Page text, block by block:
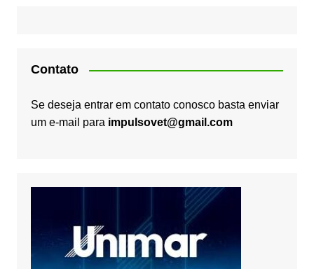
Contato
Se deseja entrar em contato conosco basta enviar
um e-mail para impulsovet@gmail.com